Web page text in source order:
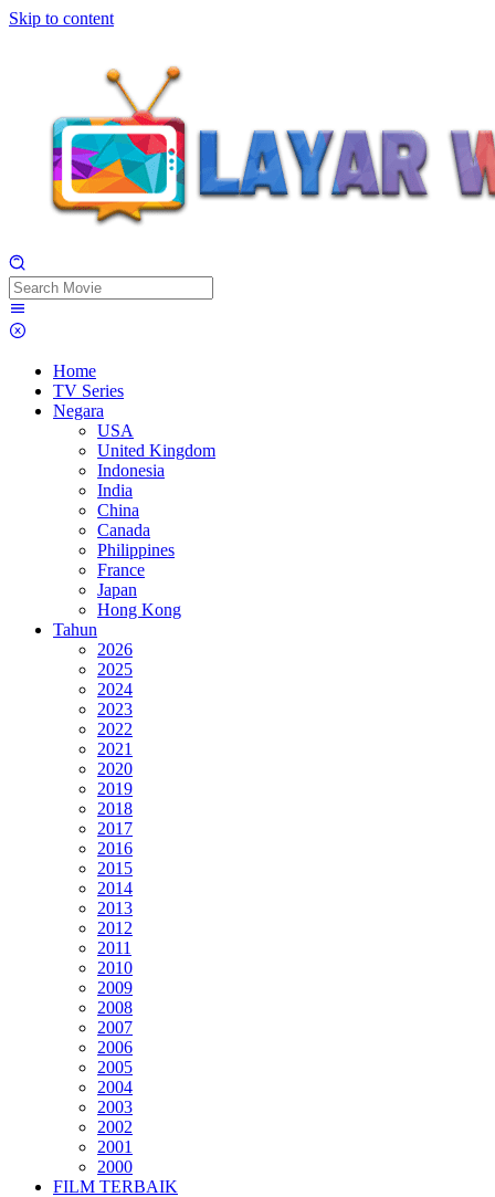
Skip to content
Home
TV Series
Negara
USA
United Kingdom
Indonesia
India
China
Canada
Philippines
France
Japan
Hong Kong
Tahun
2026
2025
2024
2023
2022
2021
2020
2019
2018
2017
2016
2015
2014
2013
2012
2011
2010
2009
2008
2007
2006
2005
2004
2003
2002
2001
2000
FILM TERBAIK